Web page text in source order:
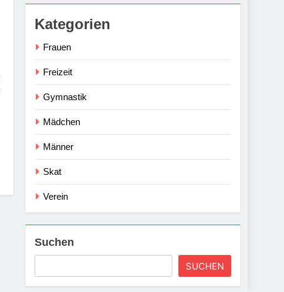
Kategorien
Frauen
Freizeit
Gymnastik
Mädchen
Männer
Skat
Verein
Suchen
SUCHEN